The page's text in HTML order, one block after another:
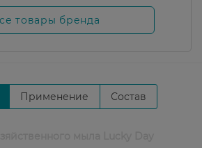
товары бренда
Применение Состав